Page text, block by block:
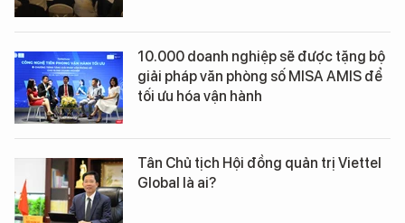
10.000 doanh nghiệp sẽ được tặng bộ
giải pháp văn phòng số MISA AMIS để
tối ưu hóa vận hành
Tân Chủ tịch Hội đồng quản trị Viettel
Global là ai?